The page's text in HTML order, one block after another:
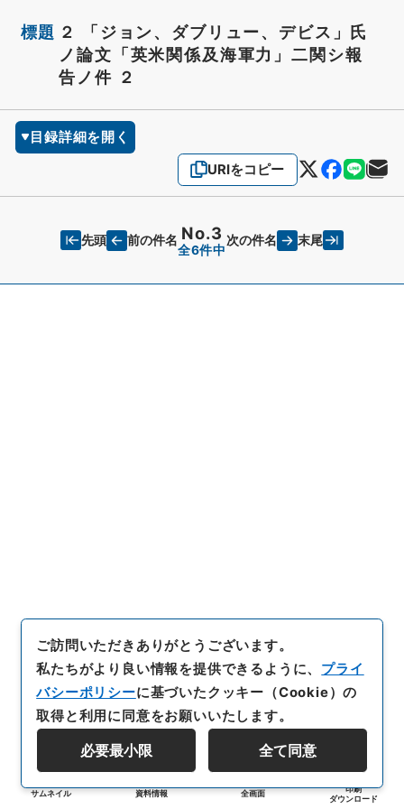
標題 ２ 「ジョン、ダブリュー、デビス」氏
ノ論文「英米関係及海軍力」二関シ報
告ノ件 ２
目録詳細を開く
URIをコピー
先頭 前の件名 No.3
全6件中
次の件名 末尾
サムネイル 資料情報 全画面
印刷
ダウンロード
ご訪問いただきありがとうございます。
私たちがより良い情報を提供できるように、 プライ
バシーポリシーに基づいたクッキー（Cookie）の
取得と利用に同意をお願いいたします。
必要最小限 全て同意